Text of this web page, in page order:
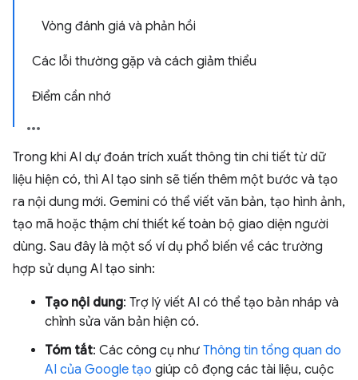
Vòng đánh giá và phản hồi
Các lỗi thường gặp và cách giảm thiểu
Điểm cần nhớ
Trong khi AI dự đoán trích xuất thông tin chi tiết từ dữ
liệu hiện có, thì AI tạo sinh sẽ tiến thêm một bước và tạo
ra nội dung mới. Gemini có thể viết văn bản, tạo hình ảnh,
tạo mã hoặc thậm chí thiết kế toàn bộ giao diện người
dùng. Sau đây là một số ví dụ phổ biến về các trường
hợp sử dụng AI tạo sinh:
Tạo nội dung: Trợ lý viết AI có thể tạo bản nháp và
chỉnh sửa văn bản hiện có.
Tóm tắt: Các công cụ như Thông tin tổng quan do
AI của Google tạo giúp cô đọng các tài liệu, cuộc